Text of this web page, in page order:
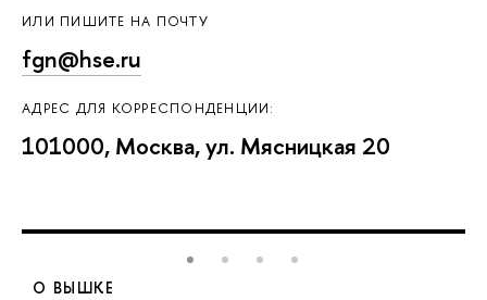
ИЛИ ПИШИТЕ НА ПОЧТУ
fgn@hse.ru
АДРЕС ДЛЯ КОРРЕСПОНДЕНЦИИ:
101000, Москва, ул. Мясницкая 20
О ВЫШКЕ